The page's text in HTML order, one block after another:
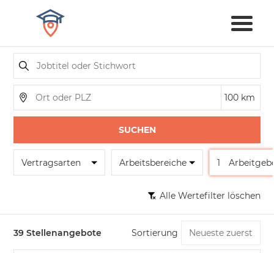
SUCHEN
Vertragsarten Arbeitsbereiche 1
Alle Wertefilter löschen
39 Stellenangebote Sortierung